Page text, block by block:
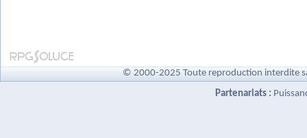
© 2000-2025 Toute reproduction interdite
Partenariats :